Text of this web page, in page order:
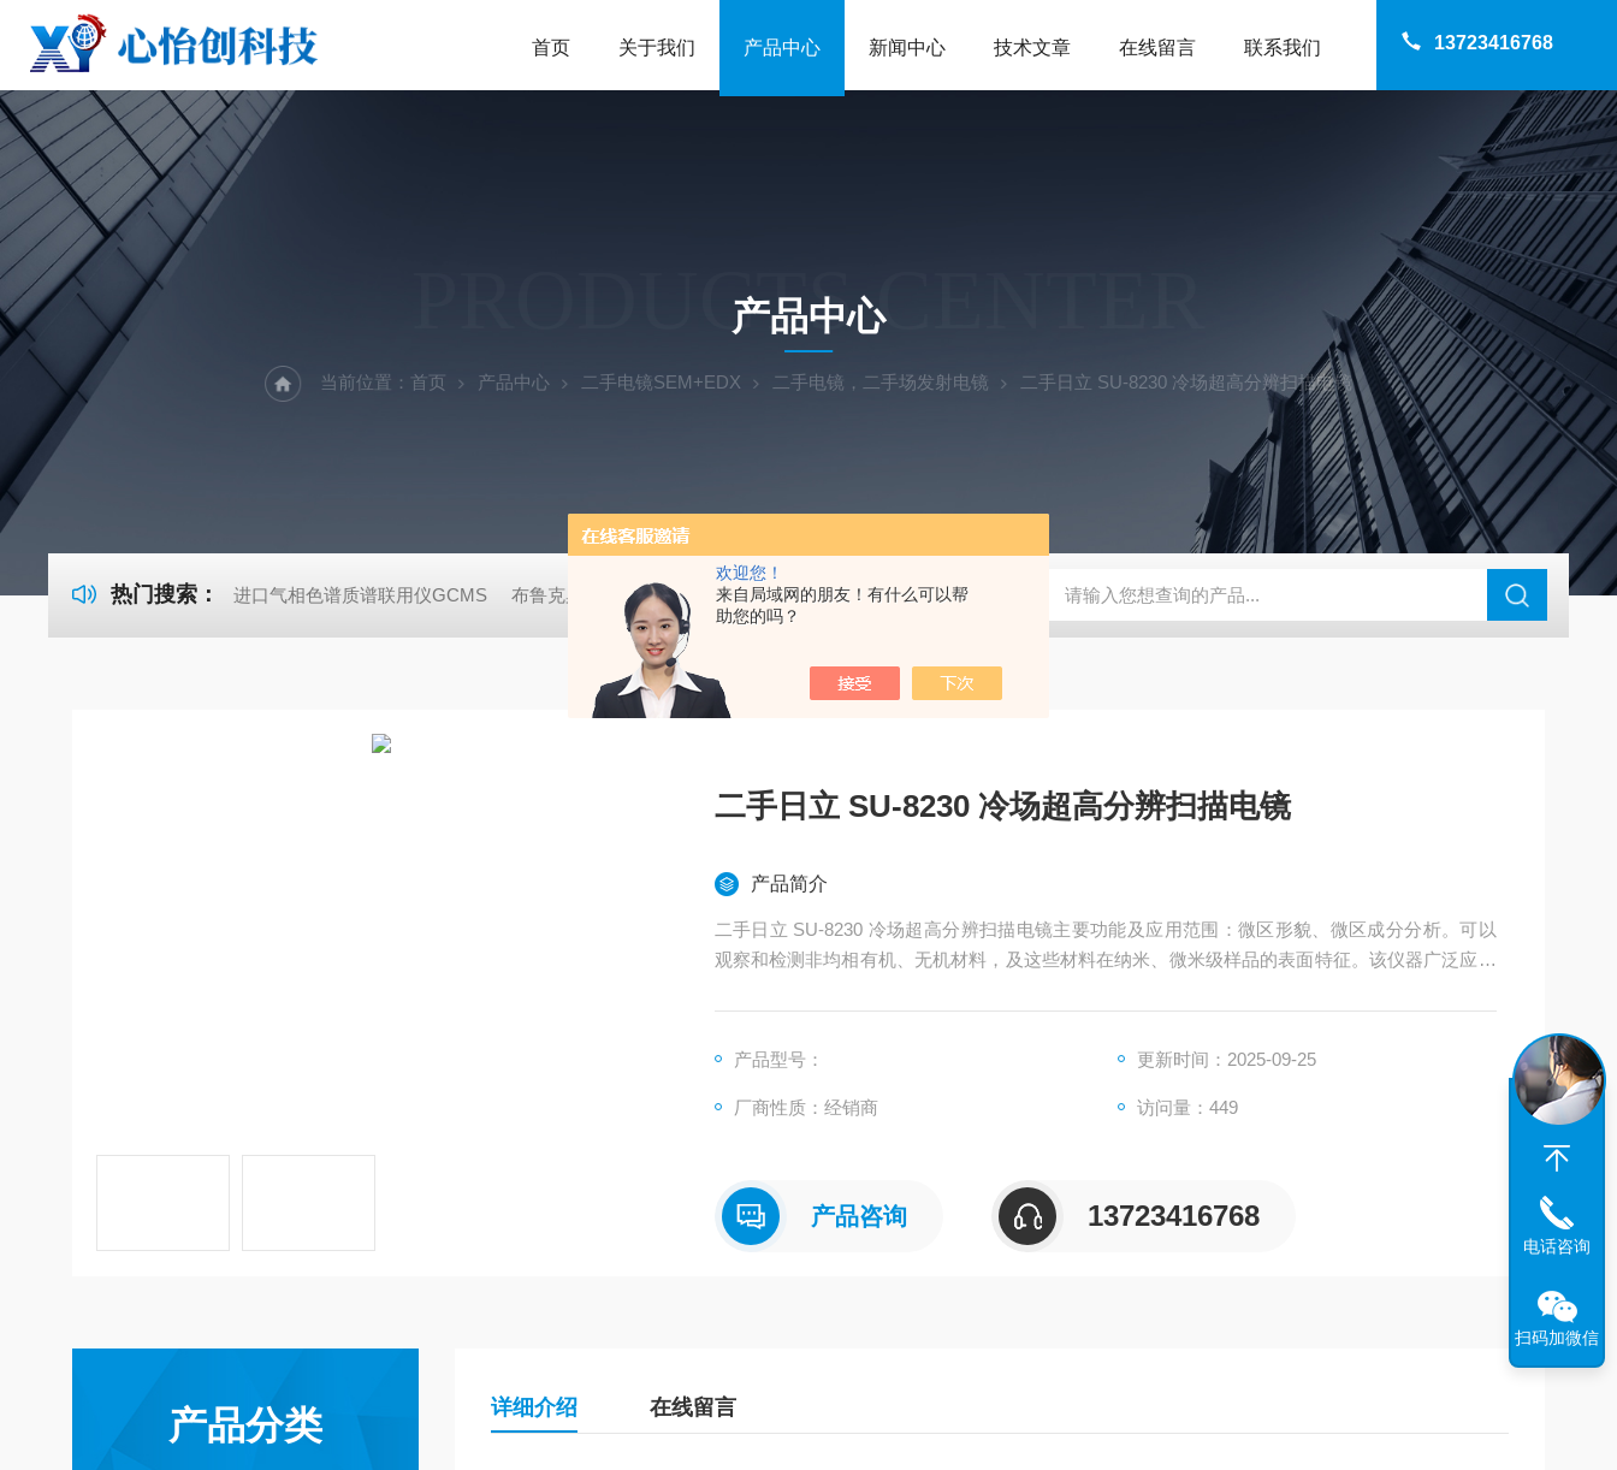
欢迎您！
来自局域网的朋友！有什么可以帮
助您的吗？
13723416768
首页 关于我们 产品中心 新闻中心 技术文章 在线留言 联系我们
PRODUCTS CENTER
产品中心
当前位置： 首页 产品中心 二手电镜SEM+EDX 二手电镜，二手场发射电镜 二手日立 SU-8230 冷场超高分辨扫描电镜
热门搜索： 进口气相色谱质谱联用仪GCMS 布鲁克桌面型XRD衍射仪 岛津进口紫外分光光度计 蔡司MERLIN系列场发射扫描电镜 瑞士万通水分仪 布鲁克SkyScan2211高分
二手日立 SU-8230 冷场超高分辨扫描电镜
产品简介
二手日立 SU-8230 冷场超高分辨扫描电镜主要功能及应用范围：微区形貌、微区成分分析。可以
观察和检测非均相有机、无机材料，及这些材料在纳米、微米级样品的表面特征。该仪器广泛应用
产品型号：
更新时间：2025-09-25
厂商性质：经销商 访问量：449
产品咨询 13723416768
产品分类 详细介绍 在线留言
电话咨询
扫码加微信